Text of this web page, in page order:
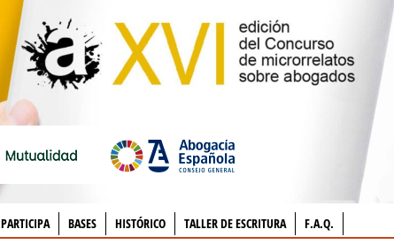
PARTICIPA BASES HISTÓRICO TALLER DE ESCRITURA F.A.Q.